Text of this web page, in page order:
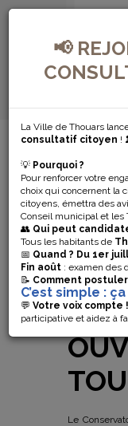
📢
La Ville de Thouars
consultatif citoyen !
💡 Pourquoi ?
Pour renforcer votre
choix qui concernent la
citoyens, émettra des
Conseil municipal et les
👥 Qui peut
Tous les habitants de
📅 Quand ? Du 1er
Fin août : examen des
📝 Comment postuler
C’est simple :
💬 Votre voix compte !
participative et aidez à
DE
Le